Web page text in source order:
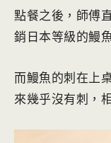
點餐之後，師傅
銷日本等級的鰻
而鰻魚的刺在上
來幾乎沒有刺，